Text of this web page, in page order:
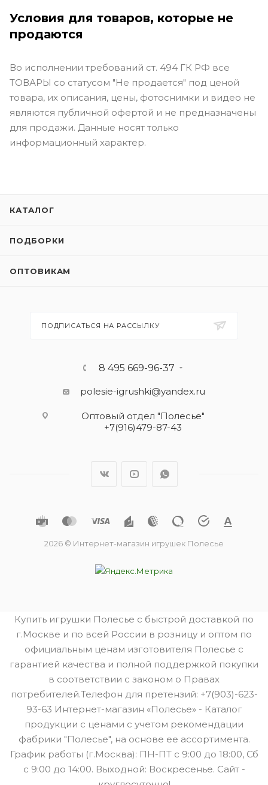
Условия для товаров, которые не
продаются
Во исполнении требований ст. 494 ГК РФ все
ТОВАРЫ со статусом "Не продается" под ценой
товара, их описания, цены, фотоснимки и видео не
являются публичной офертой и не предназначены
для продажи. Данные носят только
информационный характер.
КАТАЛОГ
ПОДБОРКИ
ОПТОВИКАМ
ПОДПИСАТЬСЯ НА РАССЫЛКУ
8 495 669-96-37
polesie-igrushki@yandex.ru
Оптовый отдел "Полесье"
+7(916)479-87-43
2026 © Интернет-магазин игрушек Полесье
Купить игрушки Полесье с быстрой доставкой по
г.Москве и по всей России в розницу и оптом по
официальным ценам изготовителя Полесье с
гарантией качества и полной поддержкой покупки
в соответствии с законом о Правах
потребителей.Телефон для претензий: +7(903)-623-
93-63 Интернет-магазин «Полесье» - Каталог
продукции с ценами с учетом рекомендации
фабрики "Полесье", на основе ее ассортимента.
График работы (г.Москва): ПН-ПТ с 9:00 до 18:00, Сб
с 9:00 до 14:00. Выходной: Воскресенье. Сайт -